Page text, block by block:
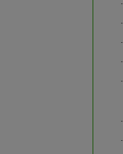
·
·
·
·
·
·
·